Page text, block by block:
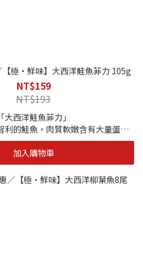
極・鮮味】大西洋鮭魚菲力 105g
NT$159
NT$193
「大西洋鮭魚菲力」
利的鮭魚，肉質軟嫩含有大量蛋白
酸、鈣、鐵、維生素Ｂ群等營養
、EPA 幫助血液順暢及活化腦部。
，也因屬高緯度地區海水低溫，使
的油脂，因此食用起來格外柔嫩細
加入購物車